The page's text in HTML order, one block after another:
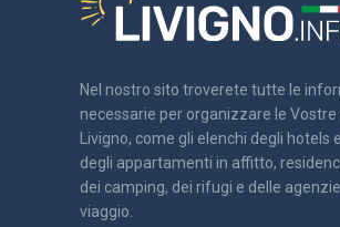
Nel nostro sito troverete tutte le
necessarie per organizzare le Vostre
Livigno, come gli elenchi degli hotels
degli appartamenti in affitto,
dei camping, dei rifugi e delle
viaggio.